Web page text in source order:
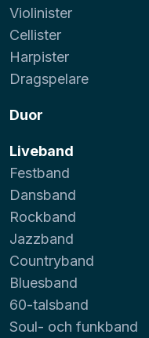
Violinister
Cellister
Harpister
Dragspelare
Duor
Liveband
Festband
Dansband
Rockband
Jazzband
Countryband
Bluesband
60-talsband
Soul- och funkband